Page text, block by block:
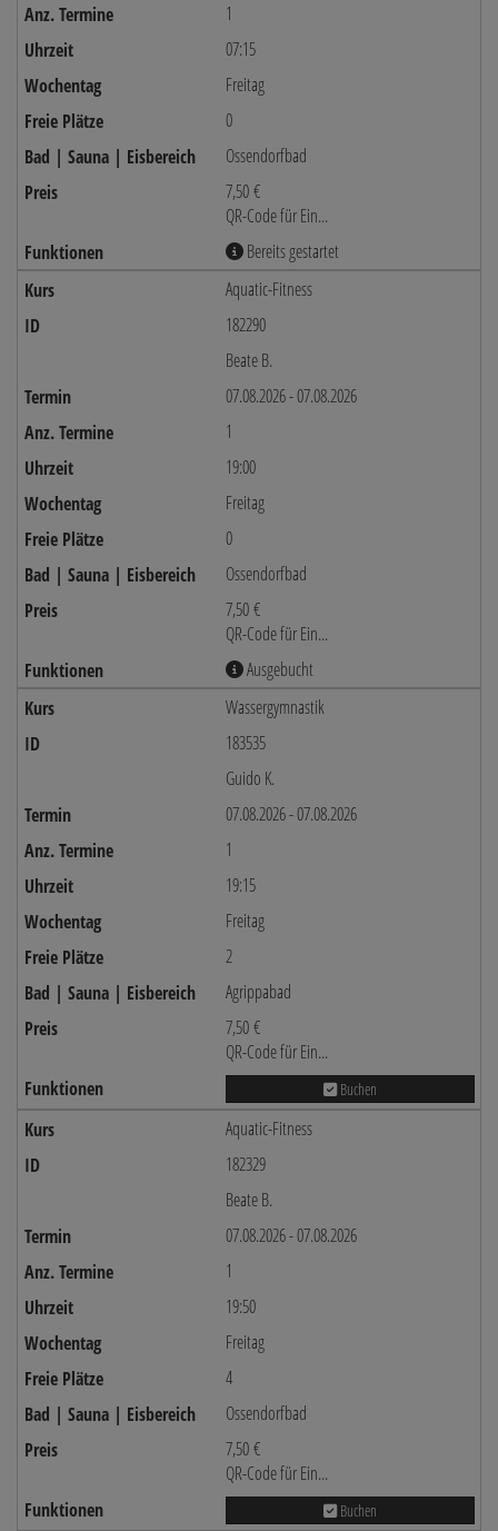
1
07:15
Freitag
0
Ossendorfbad
7,50 €
QR-Code für Ein...
Bereits gestartet
Aquatic-Fitness
182290
Beate B.
07.08.2026 - 07.08.2026
1
19:00
Freitag
0
Ossendorfbad
7,50 €
QR-Code für Ein...
Ausgebucht
Wassergymnastik
183535
Guido K.
07.08.2026 - 07.08.2026
1
19:15
Freitag
2
Agrippabad
7,50 €
QR-Code für Ein...
Buchen
Aquatic-Fitness
182329
Beate B.
07.08.2026 - 07.08.2026
1
19:50
Freitag
4
Ossendorfbad
7,50 €
QR-Code für Ein...
Buchen